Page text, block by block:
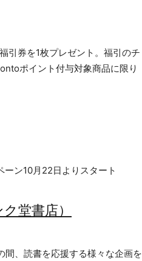
引券を1枚プレゼント。福引のチ
ポイント付与対象商品に限り
堂書店）
間、読書を応援する様々な企画を